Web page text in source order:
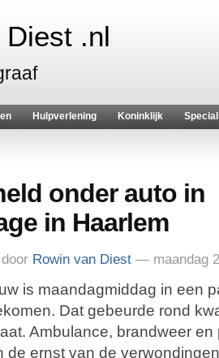
.nl
Hulpverlening Koninklijk
onder auto in
in Haarlem
door Rowin van Diest — maandag
is maandagmiddag in een
Dat gebeurde rond
Ambulance, brandweer
de ernst van de